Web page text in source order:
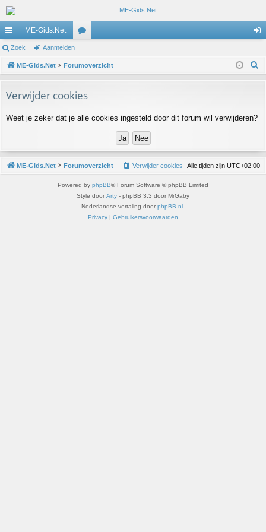
ne
lle
ks
ME-Gids.Net
u
s
m
n
Zoek Aanmelden
ME-Gids.Net Forumoverzicht
Verwijder cookies
Weet je zeker dat je alle cookies ingesteld door dit forum wil verwijderen?
ME-Gids.Net Forumoverzicht Alle tijden zijn UTC+02:00
Verwijder cookies
Powered by phpBB® Forum Software © phpBB Limited
Style door Arty - phpBB 3.3 door MrGaby
Nederlandse vertaling door phpBB.nl
Privacy | Gebruikersvoorwaarden